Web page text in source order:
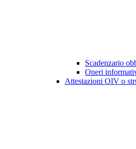
Scadenzario
Oneri
Attestazioni OIV o